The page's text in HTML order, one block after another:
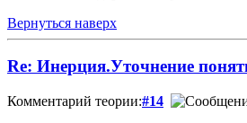
Вернуться наверх
Re: Инерция.Уточнение
Комментарий теории:#14